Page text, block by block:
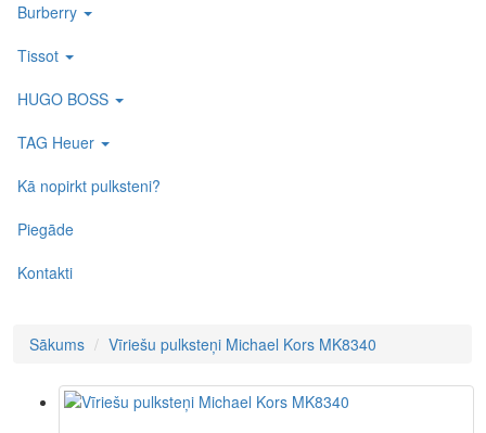
Burberry
Tissot
HUGO BOSS
TAG Heuer
Kā nopirkt pulksteni?
Piegāde
Kontakti
Sākums Vīriešu pulksteņi Michael Kors MK8340